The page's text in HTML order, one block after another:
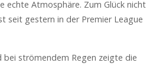
echte Atmosphäre. Zum Glück nicht
seit gestern in der Premier League
strömendem Regen zeigte die